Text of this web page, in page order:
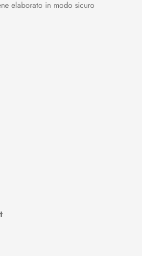
elaborato in modo sicuro